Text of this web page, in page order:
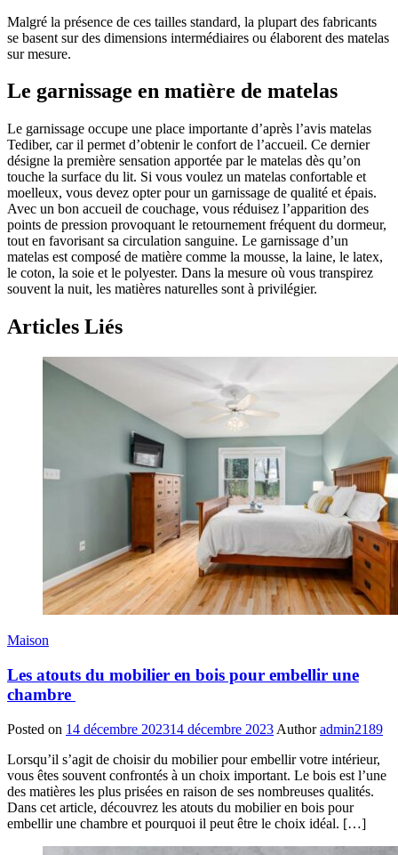
Malgré la présence de ces tailles standard, la plupart des fabricants
se basent sur des dimensions intermédiaires ou élaborent des matelas
sur mesure.
Le garnissage en matière de matelas
Le garnissage occupe une place importante d’après l’avis matelas
Tediber, car il permet d’obtenir le confort de l’accueil. Ce dernier
désigne la première sensation apportée par le matelas dès qu’on
touche la surface du lit. Si vous voulez un matelas confortable et
moelleux, vous devez opter pour un garnissage de qualité et épais.
Avec un bon accueil de couchage, vous réduisez l’apparition des
points de pression provoquant le retournement fréquent du dormeur,
tout en favorisant sa circulation sanguine. Le garnissage d’un
matelas est composé de matière comme la mousse, la laine, le latex,
le coton, la soie et le polyester. Dans la mesure où vous transpirez
souvent la nuit, les matières naturelles sont à privilégier.
Articles Liés
Maison
Les atouts du mobilier en bois pour embellir une
chambre
Posted on 14 décembre 202314 décembre 2023 Author admin2189
Lorsqu’il s’agit de choisir du mobilier pour embellir votre intérieur,
vous êtes souvent confrontés à un choix important. Le bois est l’une
des matières les plus prisées en raison de ses nombreuses qualités.
Dans cet article, découvrez les atouts du mobilier en bois pour
embellir une chambre et pourquoi il peut être le choix idéal. […]